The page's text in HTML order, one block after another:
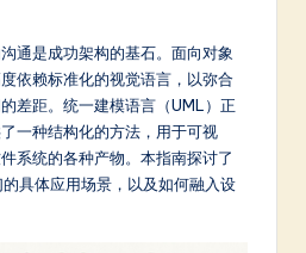
通是成功架构的基石。面向对象
依赖标准化的视觉语言，以弥合
差距。统一建模语言（UML）正
一种结构化的方法，用于可视
系统的各种产物。本指南探讨了
具体应用场景，以及如何融入设